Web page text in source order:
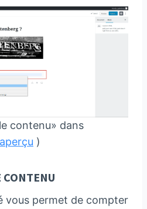
contenu» dans
)
CONTENU
vous permet de compter